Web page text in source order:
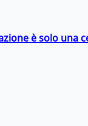
è solo una